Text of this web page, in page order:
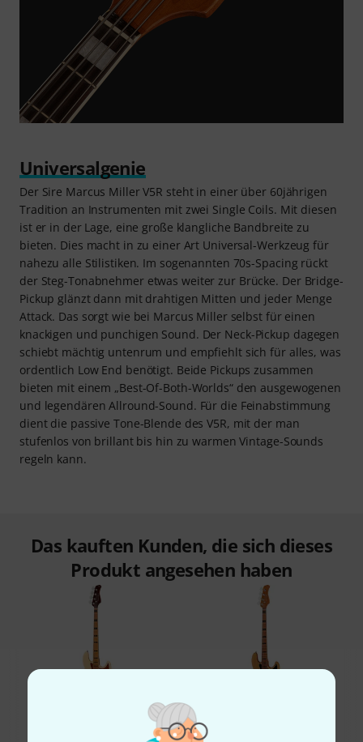
Universalgenie
Der Sire Marcus Miller V5R steht in einer über 60jährigen
Tradition an Instrumenten mit zwei Single Coils. Mit diesen
ist er in der Lage, eine große klangliche Bandbreite zu
bieten. Dies macht in zu einer Art Universal-Werkzeug für
nahezu alle Stilistiken. Im sogenannten 70s-Spacing rückt
der Steg-Tonabnehmer etwas weiter zur Brücke. Der Bridge-
Pickup glänzt dann mit drahtigen Mitten und jeder Menge
Attack. Das sorgt wie bei Marcus Miller selbst für einen
knackigen und punchigen Sound. Der Neck-Pickup dagegen
schiebt mächtig untenrum und empfiehlt sich für alles, was
ordentlich Low End benötigt. Beide Pickups zusammen
bieten mit einem „Best-Of-Both-Worlds“ den ausgewogenen
und legendären Allround-Sound. Für die Feinabstimmung
dient die passive Tone-Blende des V5R, mit der man
stufenlos von brillant bis hin zu warmen Vintage-Sounds
regeln kann.
Das kauften Kunden, die sich dieses
Produkt angesehen haben